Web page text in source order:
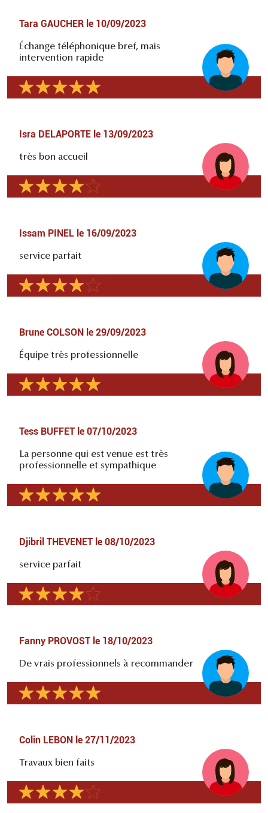
Tara GAUCHER le 10/09/2023
Échange téléphonique bref, mais
intervention rapide
Isra DELAPORTE le 13/09/2023
très bon accueil
Issam PINEL le 16/09/2023
service parfait
Brune COLSON le 29/09/2023
Équipe très professionnelle
Tess BUFFET le 07/10/2023
La personne qui est venue est très
professionnelle et sympathique
Djibril THEVENET le 08/10/2023
service parfait
Fanny PROVOST le 18/10/2023
De vrais professionnels à recommander
Colin LEBON le 27/11/2023
Travaux bien faits